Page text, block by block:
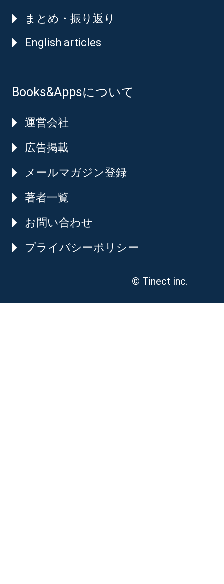
まとめ・振り返り
English articles
Books&Appsについて
運営会社
広告掲載
メールマガジン登録
著者一覧
お問い合わせ
プライバシーポリシー
© Tinect inc.